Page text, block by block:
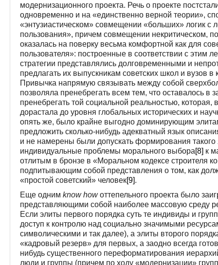
модернизационного проекта. Речь о проекте
одновременно и на «единственно верной теории»,
«энтузиастическом» совмещении «больших» логик с
пользования», причем совмещении некритическом,
оказалась на поверку весьма комфортной как для
пользователя»: построенные в соответствии с этим
стратегии представлялись долговременными и
предлагать их выпускникам советских школ и вузов
Привычка напрямую связывать между собой
позволяла пренебрегать всем тем, что оставалось
пренебрегать той социальной реальностью,
дорастала до уровня глобальных исторических и
опять же, было крайне выгодно доминирующим
предложить сколько-нибудь адекватный язык
и не намерены были допускать формирования такого
индивидуальные проблемы морального выбора[8] к
отлитым в бронзе в «Моральном кодексе строителя
подпитывающим собой представления о том, как
«простой советский» человек[9].
Еще одним know howоттепельного проекта было
представляющими собой наиболее массовую среду
Если элиты первого порядка суть те индивиды и
доступ к контролю над социально значимыми
символическими и так далее), а элиты второго
«кадровый резерв» для первых, а заодно всегда
нибудь существенного переформатирования
люди и группы (причем по ходу «модернизации»